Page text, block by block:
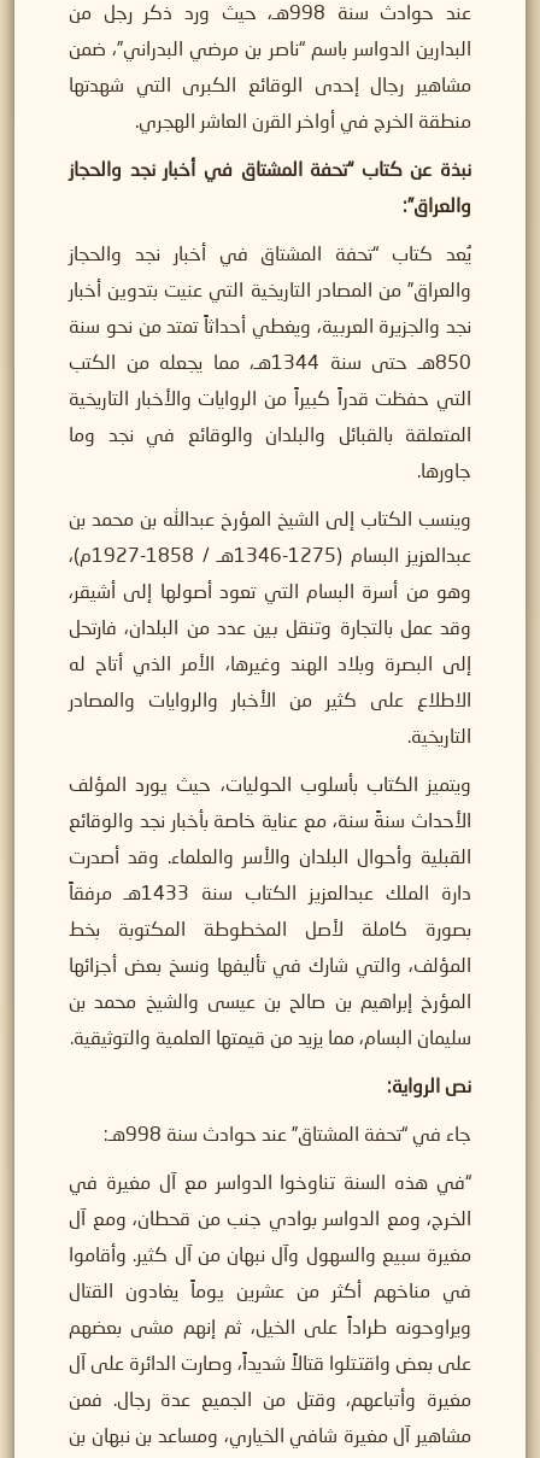
عند حوادث سنة 998هـ، حيث ورد ذكر رجل من
البدارين الدواسر باسم “ناصر بن مرضي البدراني”، ضمن
مشاهير رجال إحدى الوقائع الكبرى التي شهدتها
منطقة الخرج في أواخر القرن العاشر الهجري.
نبذة عن كتاب “تحفة المشتاق في أخبار نجد والحجاز
والعراق”:
يُعد كتاب “تحفة المشتاق في أخبار نجد والحجاز
والعراق” من المصادر التاريخية التي عنيت بتدوين أخبار
نجد والجزيرة العربية، ويغطي أحداثاً تمتد من نحو سنة
850هـ حتى سنة 1344هـ، مما يجعله من الكتب
التي حفظت قدراً كبيراً من الروايات والأخبار التاريخية
المتعلقة بالقبائل والبلدان والوقائع في نجد وما
جاورها.
وينسب الكتاب إلى الشيخ المؤرخ عبدالله بن محمد بن
عبدالعزيز البسام (1275-1346هـ / 1858-1927م)،
وهو من أسرة البسام التي تعود أصولها إلى أشيقر،
وقد عمل بالتجارة وتنقل بين عدد من البلدان، فارتحل
إلى البصرة وبلاد الهند وغيرها، الأمر الذي أتاح له
الاطلاع على كثير من الأخبار والروايات والمصادر
التاريخية.
ويتميز الكتاب بأسلوب الحوليات، حيث يورد المؤلف
الأحداث سنةً سنة، مع عناية خاصة بأخبار نجد والوقائع
القبلية وأحوال البلدان والأسر والعلماء. وقد أصدرت
دارة الملك عبدالعزيز الكتاب سنة 1433هـ مرفقاً
بصورة كاملة لأصل المخطوطة المكتوبة بخط
المؤلف، والتي شارك في تأليفها ونسخ بعض أجزائها
المؤرخ إبراهيم بن صالح بن عيسى والشيخ محمد بن
سليمان البسام، مما يزيد من قيمتها العلمية والتوثيقية.
نص الرواية:
جاء في “تحفة المشتاق” عند حوادث سنة 998هـ:
“في هذه السنة تناوخوا الدواسر مع آل مغيرة في
الخرج، ومع الدواسر بوادي جنب من قحطان، ومع آل
مغيرة سبيع والسهول وآل نبهان من آل كثير. وأقاموا
في مناخهم أكثر من عشرين يوماً يغادون القتال
ويراوحونه طراداً على الخيل، ثم إنهم مشى بعضهم
على بعض واقتتلوا قتالاً شديداً، وصارت الدائرة على آل
مغيرة وأتباعهم، وقتل من الجميع عدة رجال. فمن
مشاهير آل مغيرة شافي الخياري، ومساعد بن نبهان بن